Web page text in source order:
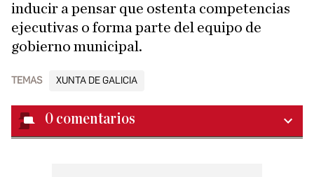
inducir a pensar que ostenta competencias
ejecutivas o forma parte del equipo de
gobierno municipal.
TEMAS XUNTA DE GALICIA
0 comentarios